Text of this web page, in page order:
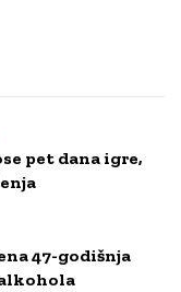
pet dana igre,
47-godišnja